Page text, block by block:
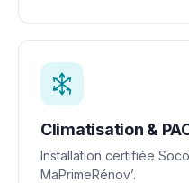
Climatisation &
Installation certifiée
MaPrimeRénov’.